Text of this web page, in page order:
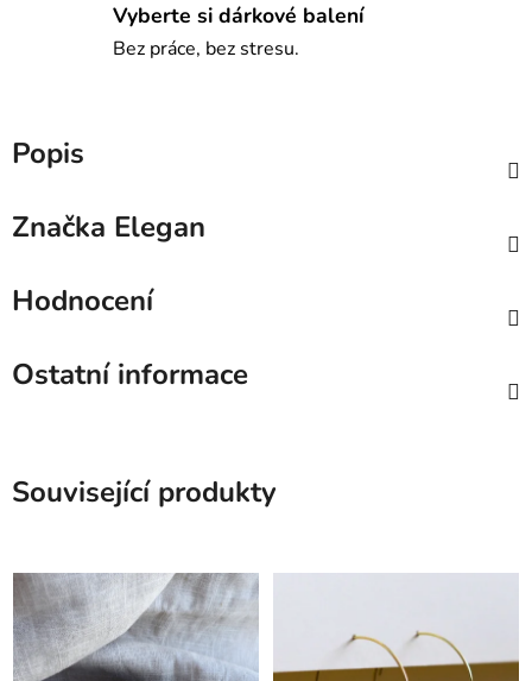
Vyberte si dárkové balení
Bez práce, bez stresu.
Popis
Značka Elegan
Hodnocení
Ostatní informace
Související produkty